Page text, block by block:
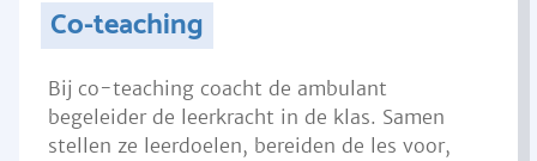
Co-teaching
Bij co-teaching coacht de ambulant
begeleider de leerkracht in de klas. Samen
stellen ze leerdoelen, bereiden de les voor,